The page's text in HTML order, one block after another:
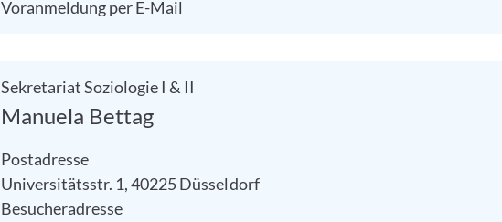
Voranmeldung per E-Mail
Sekretariat Soziologie I & II
Manuela Bettag
Postadresse
Universitätsstr. 1, 40225 Düsseldorf
Besucheradresse